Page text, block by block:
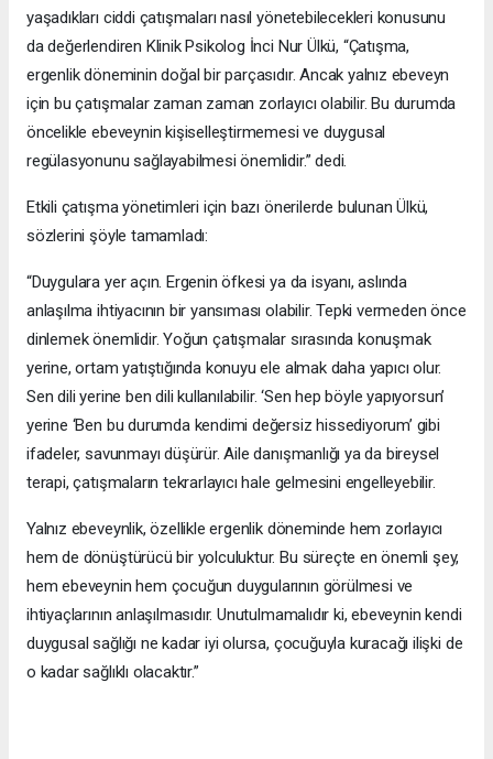
yaşadıkları ciddi çatışmaları nasıl yönetebilecekleri konusunu
da değerlendiren Klinik Psikolog İnci Nur Ülkü, “Çatışma,
ergenlik döneminin doğal bir parçasıdır. Ancak yalnız ebeveyn
için bu çatışmalar zaman zaman zorlayıcı olabilir. Bu durumda
öncelikle ebeveynin kişiselleştirmemesi ve duygusal
regülasyonunu sağlayabilmesi önemlidir.” dedi.
Etkili çatışma yönetimleri için bazı önerilerde bulunan Ülkü,
sözlerini şöyle tamamladı:
“Duygulara yer açın. Ergenin öfkesi ya da isyanı, aslında
anlaşılma ihtiyacının bir yansıması olabilir. Tepki vermeden önce
dinlemek önemlidir. Yoğun çatışmalar sırasında konuşmak
yerine, ortam yatıştığında konuyu ele almak daha yapıcı olur.
Sen dili yerine ben dili kullanılabilir. ‘Sen hep böyle yapıyorsun’
yerine ‘Ben bu durumda kendimi değersiz hissediyorum’ gibi
ifadeler, savunmayı düşürür. Aile danışmanlığı ya da bireysel
terapi, çatışmaların tekrarlayıcı hale gelmesini engelleyebilir.
Yalnız ebeveynlik, özellikle ergenlik döneminde hem zorlayıcı
hem de dönüştürücü bir yolculuktur. Bu süreçte en önemli şey,
hem ebeveynin hem çocuğun duygularının görülmesi ve
ihtiyaçlarının anlaşılmasıdır. Unutulmamalıdır ki, ebeveynin kendi
duygusal sağlığı ne kadar iyi olursa, çocuğuyla kuracağı ilişki de
o kadar sağlıklı olacaktır.”